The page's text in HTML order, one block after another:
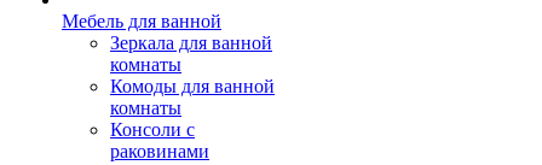
Мебель для ванной
Зеркала для ванной
комнаты
Комоды для ванной
комнаты
Консоли с
раковинами